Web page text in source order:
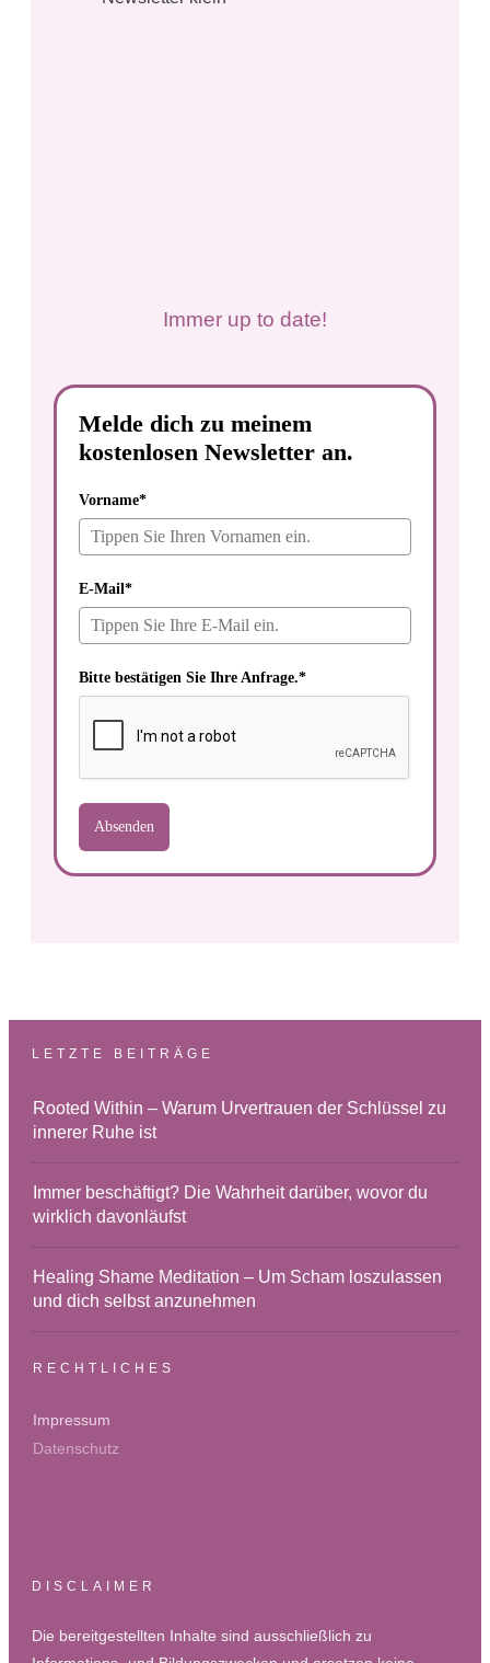
Immer up to date!
Melde dich zu meinem
kostenlosen Newsletter an.
Vorname*
E-Mail*
Bitte bestätigen Sie Ihre Anfrage.*
Absenden
LETZTE BEITRÄGE
Rooted Within – Warum Urvertrauen der Schlüssel zu
innerer Ruhe ist
Immer beschäftigt? Die Wahrheit darüber, wovor du
wirklich davonläufst
Healing Shame Meditation – Um Scham loszulassen
und dich selbst anzunehmen
RECHTLICHES
Impressum
Datenschutz
DISCLAIMER
Die bereitgestellten Inhalte sind ausschließlich zu